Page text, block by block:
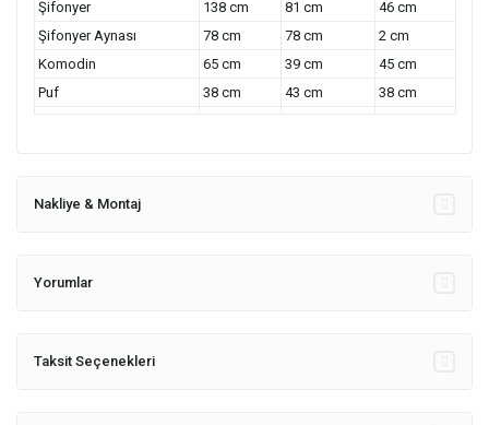
Şifonyer
138 cm 81 cm
46 cm
Şifonyer Aynası
78 cm 78 cm
2 cm
Komodin
65 cm 39 cm
45 cm
Puf
38 cm 43 cm 38 cm
Nakliye & Montaj
Yorumlar
Taksit Seçenekleri